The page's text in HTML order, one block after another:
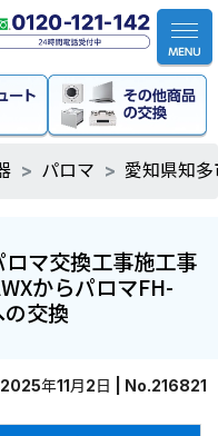
パロマ 愛知県知
マ交換工事施工事
からパロマFH-
交換
2025年11月2日 | No.216821